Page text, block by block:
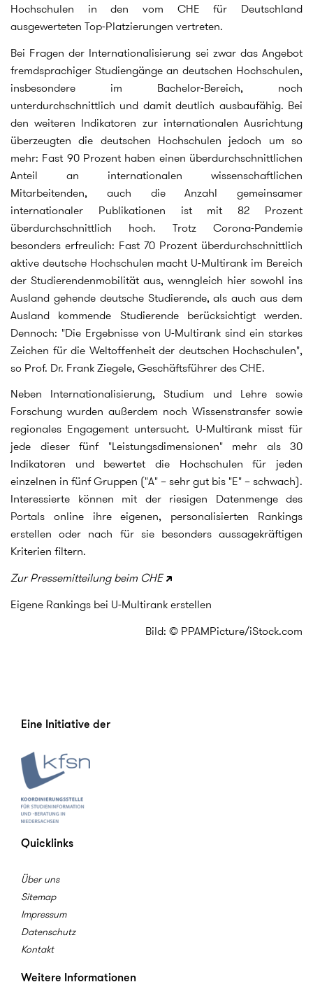
Hochschulen in den vom CHE für Deutschland
ausgewerteten Top‐Platzierungen vertreten.
Bei Fragen der Internationalisierung sei zwar das Angebot
fremdsprachiger Studiengänge an deutschen Hochschulen,
insbesondere im Bachelor-Bereich, noch
unterdurchschnittlich und damit deutlich ausbaufähig. Bei
den weiteren Indikatoren zur internationalen Ausrichtung
überzeugten die deutschen Hochschulen jedoch um so
mehr: Fast 90 Prozent haben einen überdurchschnittlichen
Anteil an internationalen wissenschaftlichen
Mitarbeitenden, auch die Anzahl gemeinsamer
internationaler Publikationen ist mit 82 Prozent
überdurchschnittlich hoch. Trotz Corona-Pandemie
besonders erfreulich: Fast 70 Prozent überdurchschnittlich
aktive deutsche Hochschulen macht U-Multirank im Bereich
der Studierendenmobilität aus, wenngleich hier sowohl ins
Ausland gehende deutsche Studierende, als auch aus dem
Ausland kommende Studierende berücksichtigt werden.
Dennoch: "Die Ergebnisse von U-Multirank sind ein starkes
Zeichen für die Weltoffenheit der deutschen Hochschulen",
so Prof. Dr. Frank Ziegele, Geschäftsführer des CHE.
Neben Internationalisierung, Studium und Lehre sowie
Forschung wurden außerdem noch Wissenstransfer sowie
regionales Engagement untersucht. U-Multirank misst für
jede dieser fünf "Leistungsdimensionen" mehr als 30
Indikatoren und bewertet die Hochschulen für jeden
einzelnen in fünf Gruppen ("A" – sehr gut bis "E" – schwach).
Interessierte können mit der riesigen Datenmenge des
Portals online ihre eigenen, personalisierten Rankings
erstellen oder nach für sie besonders aussagekräftigen
Kriterien filtern.
Zur Pressemitteilung beim CHE
Eigene Rankings bei U-Multirank erstellen
Bild: © PPAMPicture/iStock.com
Eine Initiative der
Quicklinks
Über uns
Sitemap
Impressum
Datenschutz
Kontakt
Weitere Informationen